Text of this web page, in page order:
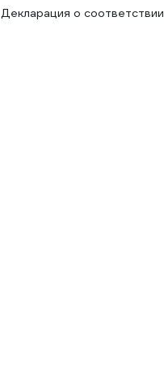
Декларация о